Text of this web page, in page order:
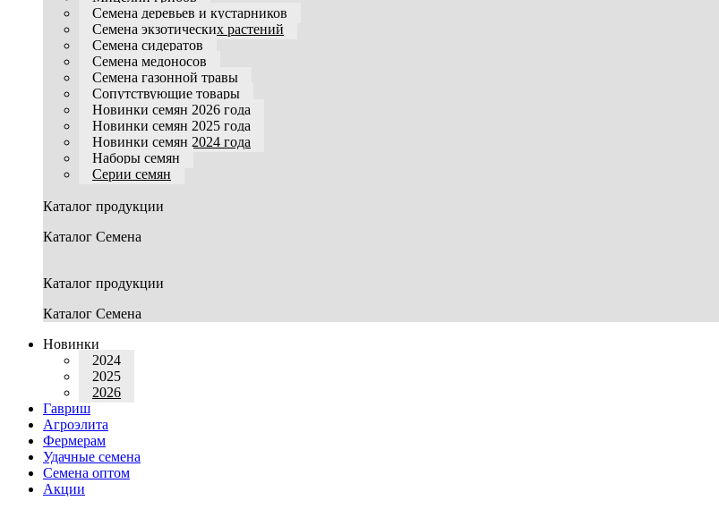
Семена деревьев и кустарников
Семена экзотических растений
Семена сидератов
Семена медоносов
Семена газонной травы
Сопутствующие товары
Новинки семян 2026 года
Новинки семян 2025 года
Новинки семян 2024 года
Наборы семян
Серии семян
Каталог продукции
Каталог Семена
Каталог продукции
Каталог Семена
Новинки
2024
2025
2026
Гавриш
Агроэлита
Фермерам
Удачные семена
Семена оптом
Акции